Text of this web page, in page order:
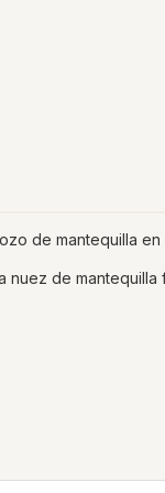
de mantequilla en
nuez de